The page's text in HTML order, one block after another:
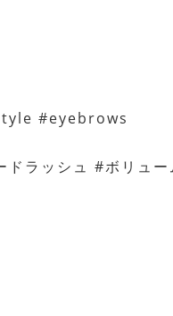
#eyebrows
ラッシュ #ボリュ